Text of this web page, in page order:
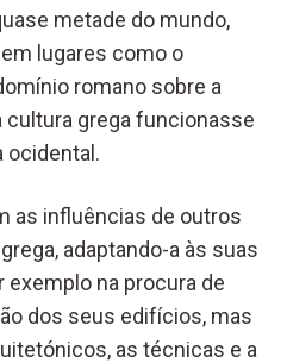
metade do mundo,
lugares como o
romano sobre a
cultura grega funcionasse
ocidental.
as influências de outros
adaptando-a às suas
na procura de
dos seus edifícios, mas
as técnicas e a